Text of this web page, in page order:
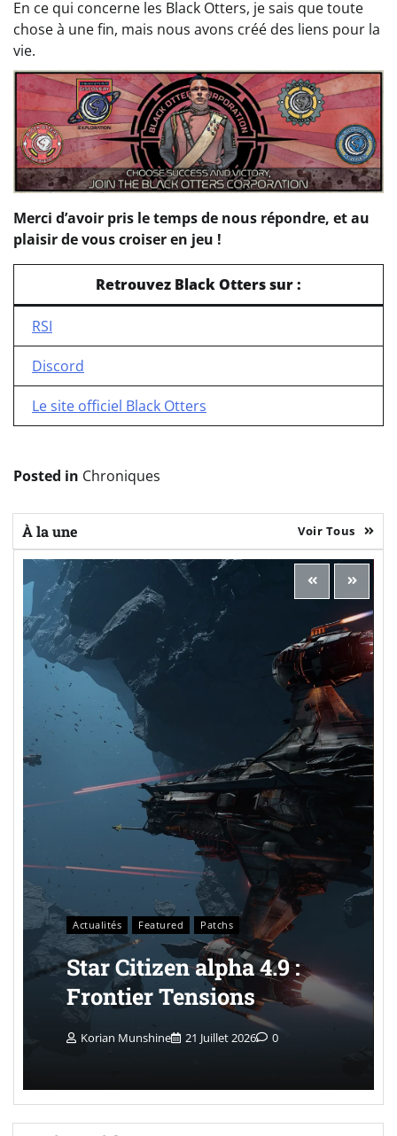
En ce qui concerne les Black Otters, je sais que toute
chose à une fin, mais nous avons créé des liens pour la
vie.
Merci d’avoir pris le temps de nous répondre, et au
plaisir de vous croiser en jeu !
Retrouvez Black Otterssur :
RSI
Discord
Le site officiel Black Otters
Posted in Chroniques
À la une Voir Tous
Actualités Featured Patchs
Star Citizen alpha 4.9 :
Frontier Tensions
Korian Munshine 21 Juillet 2026 0